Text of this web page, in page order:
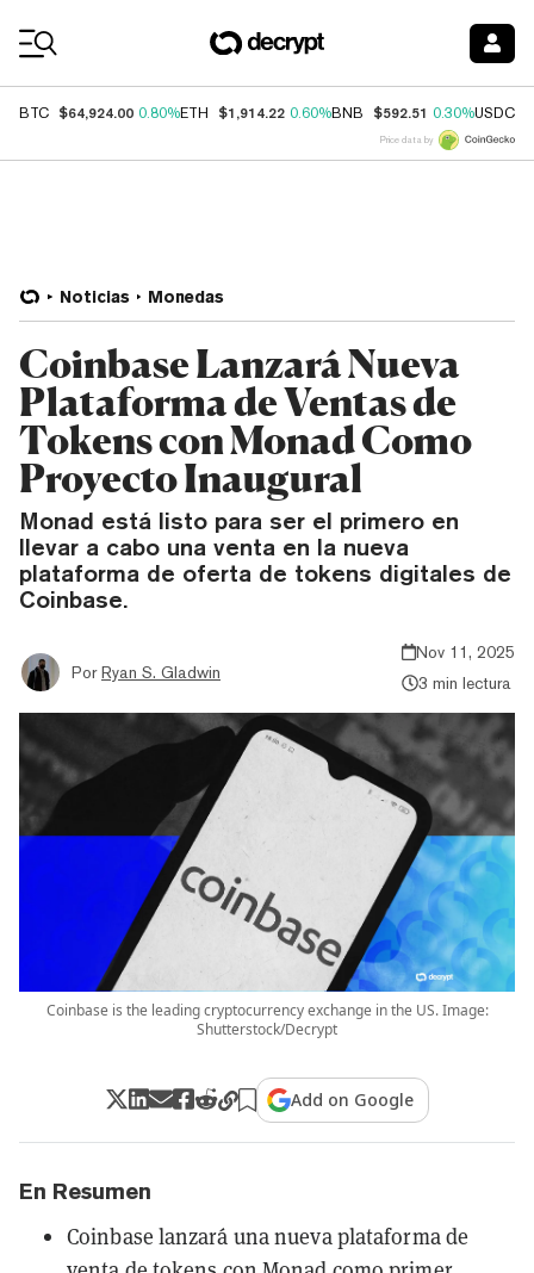
BTC $64,924.00 0.80%ETH $1,914.22 0.60%BNB $592.51 0.30%USDC
Price data by
Noticias Monedas
Coinbase Lanzará Nueva
Plataforma de Ventas de
Tokens con Monad Como
Proyecto Inaugural
Monad está listo para ser el primero en
llevar a cabo una venta en la nueva
plataforma de oferta de tokens digitales de
Coinbase.
Por Ryan S. Gladwin
Nov 11, 2025
3 min lectura
Coinbase is the leading cryptocurrency exchange in the US. Image:
Shutterstock/Decrypt
Add on Google
En Resumen
Coinbase lanzará una nueva plataforma de